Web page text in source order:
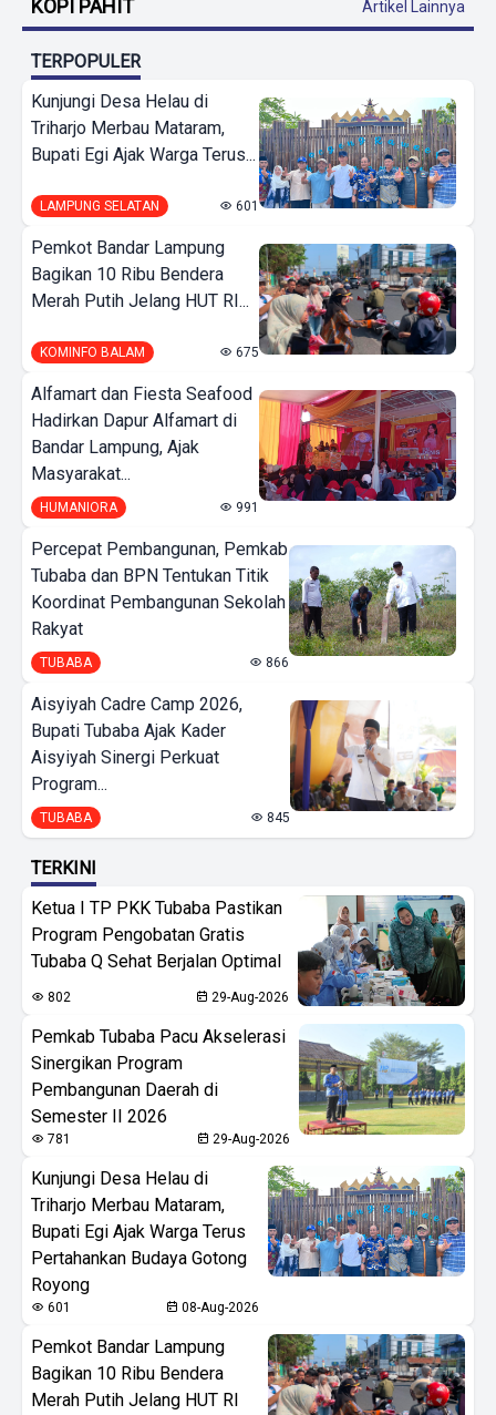
KOPI PAHIT Artikel Lainnya
TERPOPULER
Kunjungi Desa Helau di
Triharjo Merbau Mataram,
Bupati Egi Ajak Warga Terus...
LAMPUNG SELATAN 601
Pemkot Bandar Lampung
Bagikan 10 Ribu Bendera
Merah Putih Jelang HUT RI...
KOMINFO BALAM 675
Alfamart dan Fiesta Seafood
Hadirkan Dapur Alfamart di
Bandar Lampung, Ajak
Masyarakat...
HUMANIORA 991
Percepat Pembangunan, Pemkab
Tubaba dan BPN Tentukan Titik
Koordinat Pembangunan Sekolah
Rakyat
TUBABA 866
Aisyiyah Cadre Camp 2026,
Bupati Tubaba Ajak Kader
Aisyiyah Sinergi Perkuat
Program...
TUBABA 845
TERKINI
Ketua I TP PKK Tubaba Pastikan
Program Pengobatan Gratis
Tubaba Q Sehat Berjalan Optimal
802 29-Aug-2026
Pemkab Tubaba Pacu Akselerasi
Sinergikan Program
Pembangunan Daerah di
Semester II 2026
781 29-Aug-2026
Kunjungi Desa Helau di
Triharjo Merbau Mataram,
Bupati Egi Ajak Warga Terus
Pertahankan Budaya Gotong
Royong
601 08-Aug-2026
Pemkot Bandar Lampung
Bagikan 10 Ribu Bendera
Merah Putih Jelang HUT RI